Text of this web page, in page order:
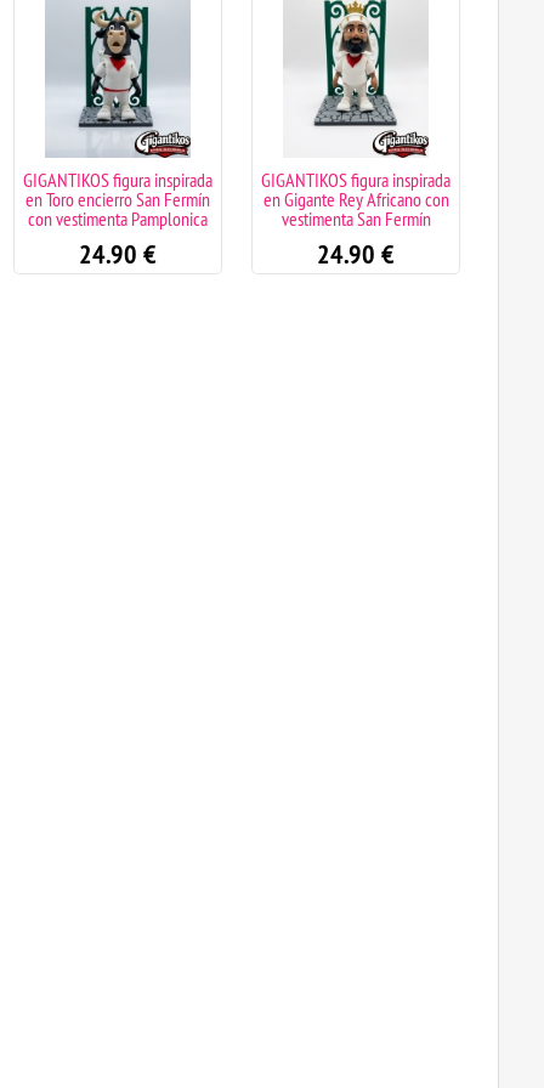
GIGANTIKOS figura inspirada
en Toro encierro San Fermín
con vestimenta Pamplonica
24.90 €
GIGANTIKOS figura inspirada
en Gigante Rey Africano con
vestimenta San Fermín
24.90 €